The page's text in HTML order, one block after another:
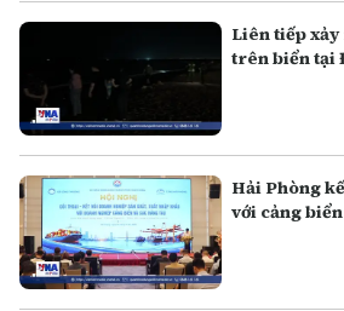
Liên tiếp
trên biển tại
Hải Phòng
với cảng